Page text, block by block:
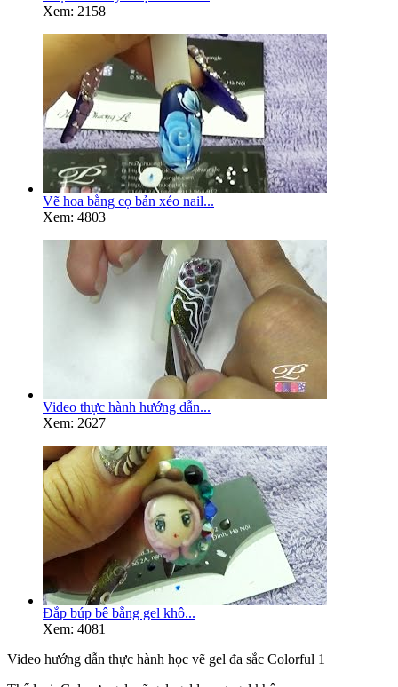
Xem: 2158
Vẽ hoa bằng cọ bản xéo nail...
Xem: 4803
Video thực hành hướng dẫn...
Xem: 2627
Đắp búp bê bằng gel khô...
Xem: 4081
Video hướng dẫn thực hành học vẽ gel đa sắc Colorful 1